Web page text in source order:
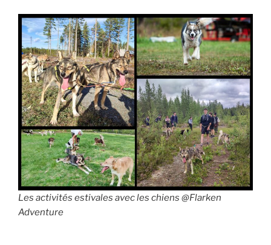
Les activités estivales avec les chiens @Flarken
Adventure